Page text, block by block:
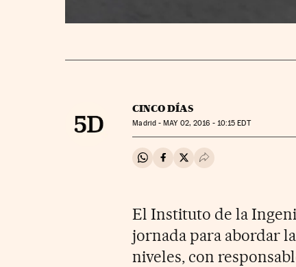
CINCO DÍAS
Madrid -MAY02, 2016 - 10:15 EDT
Compartir en Whatsapp
Compartir en Facebook
Compartir en Twitter
Desplegar Redes
El Instituto de la
jornada para abordar
niveles, con